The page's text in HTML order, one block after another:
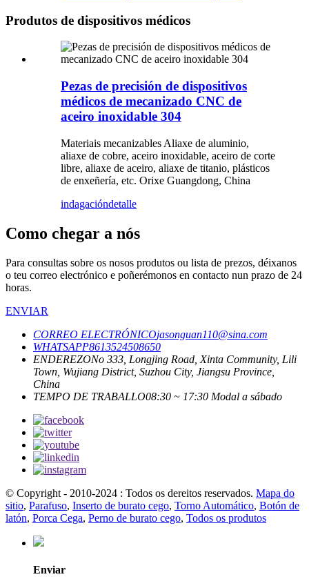
Produtos de dispositivos médicos
Pezas de precisión de dispositivos
médicos de mecanizado CNC de
aceiro inoxidable 304
Materiais mecanizables Aliaxe de aluminio,
aliaxe de cobre, aceiro inoxidable, aceiro de corte
libre, aliaxe de aceiro, aliaxe de titanio, plásticos
de enxeñería, etc. Orixe Guangdong, China
indagacióndetalle
Como chegar a nós
Para consultas sobre os nosos produtos ou lista de prezos, déixanos
o teu correo electrónico e poñerémonos en contacto nun prazo de 24
horas.
ENVIAR
CORREO ELECTRÓNICOjasonguan110@sina.com
WHATSAPP8613524508650
ENDEREZONo 333, Longjing Road, Xinta Community, Lili
Town, Wujiang District, Suzhou City, Jiangsu Province,
China
TEMPO DE TRABALLO08:30 ~ 17:30 Modal a sábado
© Copyright - 2010-2024 : Todos os dereitos reservados. Mapa do
sitio, Parafuso, Inserto de burato cego, Torno Automático, Botón de
latón, Porca Cega, Perno de burato cego, Todos os produtos
Enviar